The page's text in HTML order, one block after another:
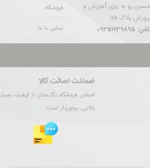
ضمانت اصالت کالا
اجناس فروشگاه نگارستان از کیفیت بسیار
بالایی برخوردار است
رو به روی آموزش و
پلاک 115
09351739895
فروشگاه
تماس با ما